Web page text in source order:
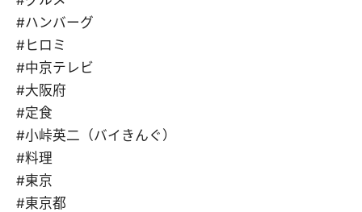
#ハンバーグ
#ヒロミ
#中京テレビ
#大阪府
#定食
#小峠英二（バイきんぐ）
#料理
#東京
#東京都